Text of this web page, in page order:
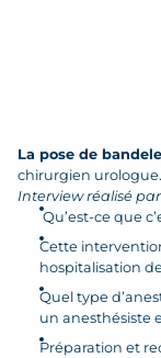
La pose de
chirurgien urologue.
Interview réalisé
Qu’est-ce que
Cette
hospitalisation
Quel type
un anesthésiste
Préparation et